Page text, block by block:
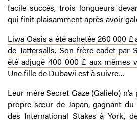
facile succès, trois longueurs
qui finit plaisamment après avoir
Liwa Oasis a été achetée 260 000
de Tattersalls. Son frère cadet par
été adjugé 400 000 £ aux mêmes
Une fille de Dubawi est à suivre…
Leur mère Secret Gaze (Galielo)
propre sœur de Japan, gagnant
des International Stakes à York,